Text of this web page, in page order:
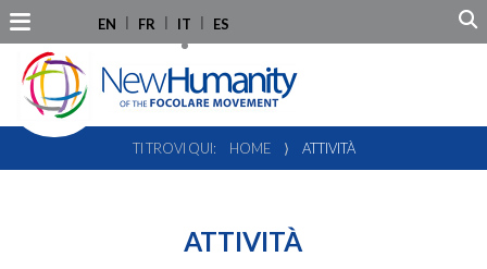
EN FR IT ES
TI TROVI QUI: HOME ⟩ ATTIVITÀ
ATTIVITÀ